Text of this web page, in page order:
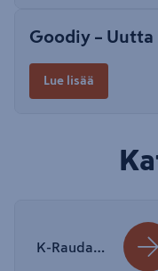
Goodiy –
Lue lisää